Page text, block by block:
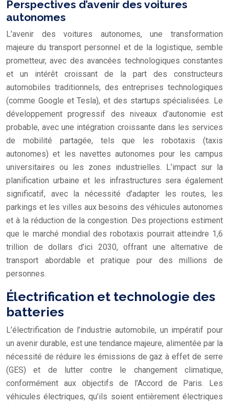
Perspectives d’avenir des voitures
autonomes
L’avenir des voitures autonomes, une transformation
majeure du transport personnel et de la logistique, semble
prometteur, avec des avancées technologiques constantes
et un intérêt croissant de la part des constructeurs
automobiles traditionnels, des entreprises technologiques
(comme Google et Tesla), et des startups spécialisées. Le
développement progressif des niveaux d’autonomie est
probable, avec une intégration croissante dans les services
de mobilité partagée, tels que les robotaxis (taxis
autonomes) et les navettes autonomes pour les campus
universitaires ou les zones industrielles. L’impact sur la
planification urbaine et les infrastructures sera également
significatif, avec la nécessité d’adapter les routes, les
parkings et les villes aux besoins des véhicules autonomes
et à la réduction de la congestion. Des projections estiment
que le marché mondial des robotaxis pourrait atteindre 1,6
trillion de dollars d’ici 2030, offrant une alternative de
transport abordable et pratique pour des millions de
personnes.
Électrification et technologie des
batteries
L’électrification de l’industrie automobile, un impératif pour
un avenir durable, est une tendance majeure, alimentée par la
nécessité de réduire les émissions de gaz à effet de serre
(GES) et de lutter contre le changement climatique,
conformément aux objectifs de l’Accord de Paris. Les
véhicules électriques, qu’ils soient entièrement électriques